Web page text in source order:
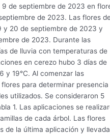
de septiembre de 2023 en
de 2023. Las flores
y 20 de septiembre de 2023 y
de 2023. Durante las
de lluvia con temperaturas de
en cerezo hubo 3 días de
y 19°C. Al comenzar las
para determinar presencia
utilizados. Se consideraron 5
1. Las aplicaciones se
de cada árbol. Las flores
de la última aplicación y